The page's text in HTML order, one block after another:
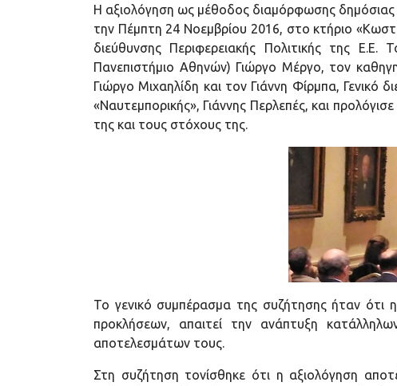
Η αξιολόγηση ως μέθοδος διαμόρφωσης δημόσιας
την Πέμπτη 24 Νοεμβρίου 2016, στο κτήριο
διεύθυνσης Περιφερειακής Πολιτικής της
Πανεπιστήμιο Αθηνών) Γιώργο Μέργο, τον
Γιώργο Μιχαηλίδη και τον Γιάννη Φίρμπα, Γενικό
«Ναυτεμπορικής», Γιάννης Περλεπές, και
της και τους στόχους της.
Το γενικό συμπέρασμα της συζήτησης ήταν ότι η
προκλήσεων, απαιτεί την ανάπτυξη
αποτελεσμάτων τους.
Στη συζήτηση τονίσθηκε ότι η αξιολόγηση